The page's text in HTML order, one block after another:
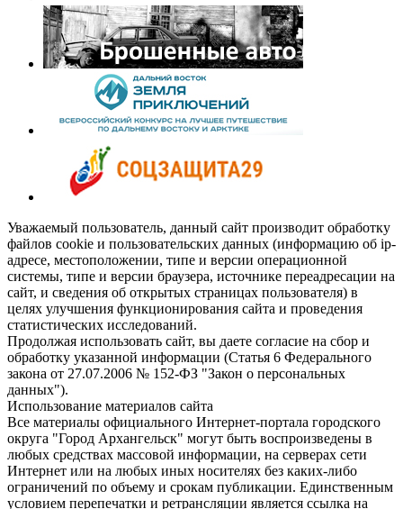
Уважаемый пользователь, данный сайт производит обработку
файлов cookie и пользовательских данных (информацию об ip-
адресе, местоположении, типе и версии операционной
системы, типе и версии браузера, источнике переадресации на
сайт, и сведения об открытых страницах пользователя) в
целях улучшения функционирования сайта и проведения
статистических исследований.
Продолжая использовать сайт, вы даете согласие на сбор и
обработку указанной информации (Статья 6 Федерального
закона от 27.07.2006 № 152-ФЗ "Закон о персональных
данных").
Использование материалов сайта
Все материалы официального Интернет-портала городского
округа "Город Архангельск" могут быть воспроизведены в
любых средствах массовой информации, на серверах сети
Интернет или на любых иных носителях без каких-либо
ограничений по объему и срокам публикации. Единственным
условием перепечатки и ретрансляции является ссылка на